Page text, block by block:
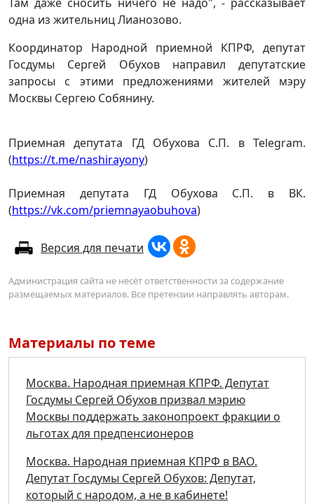
одна из жительниц Лианозово.
Координатор Народной приемной КПРФ, депутат
Госдумы Сергей Обухов направил депутатские
запросы с этими предложениями жителей мэру
Москвы Сергею Собянину.
Приемная депутата ГД Обухова С.П. в Telegram.
(https://t.me/nashirayony)
Приемная депутата ГД Обухова С.П. в ВК.
(https://vk.com/priemnayaobuhova)
Версия для печати
Администрация сайта не несёт ответственности за содержание
размещаемых материалов. Все претензии направлять авторам.
Материалы по теме
Москва. Народная приемная КПРФ. Депутат
Госдумы Сергей Обухов призвал мэрию
Москвы поддержать законопроект фракции о
льготах для предпенсионеров
Москва. Народная приемная КПРФ в ВАО.
Депутат Госдумы Сергей Обухов: Депутат,
который с народом, а не в кабинете!